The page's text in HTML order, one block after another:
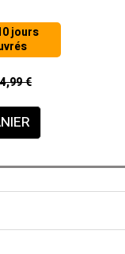
jours
€